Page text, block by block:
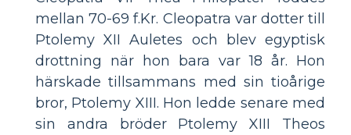
mellan 70-69 f.Kr. Cleopatra var dotter till
Ptolemy XII Auletes och blev egyptisk
drottning när hon bara var 18 år. Hon
härskade tillsammans med sin tioårige
bror, Ptolemy XIII. Hon ledde senare med
sin andra bröder Ptolemy XIII Theos